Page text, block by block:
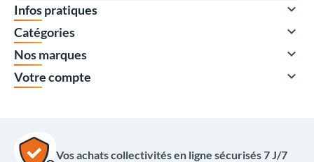
Infos pratiques 
Catégories 
Nos marques 
Votre compte 
Vos achats collectivités en ligne sécurisés 7 J/7